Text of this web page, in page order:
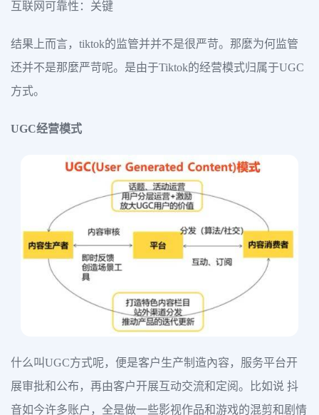
互联网可靠性：关键
结果上而言，tiktok的监管并并不是很严苛。那麼为何监管
还并不是那麼严苛呢。是由于Tiktok的经营模式归属于UGC
方式。
UGC经营模式
什么叫UGC方式呢，便是客户生产制造內容，服务平台开
展审批和公布，再由客户开展互动交流和定阅。比如说 抖
音如今许多账户，全是做一些影视作品和游戏的混剪和剧情